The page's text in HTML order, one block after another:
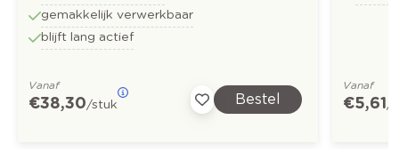
gemakkelijk verwerkbaar
blijft lang actief
Vanaf
€ 38,30/stuk Bestel
Vanaf
€ 5,61/